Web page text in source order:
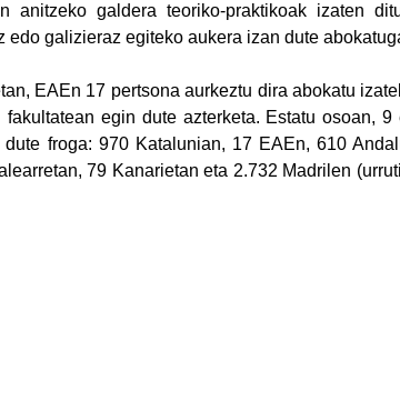
anitzeko galdera teoriko-praktikoak izaten
edo galizieraz egiteko aukera izan dute
EAEn 17 pertsona aurkeztu dira abokatu
egin dute azterketa. Estatu osoan,
froga: 970 Katalunian, 17 EAEn, 610
79 Kanarietan eta 2.732 Madrilen